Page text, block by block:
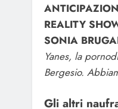
REALITY
SONIA
Yanes, la
Bergesio.
Gli altri